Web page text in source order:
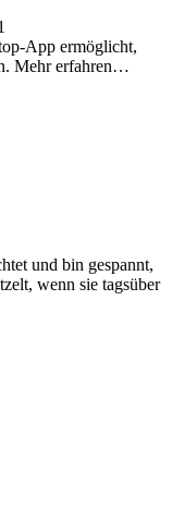
App ermöglicht,
Mehr erfahren…
und bin gespannt,
wenn sie tagsüber